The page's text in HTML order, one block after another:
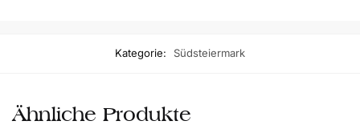
Kategorie: Südsteiermark
Ähnliche Produkte